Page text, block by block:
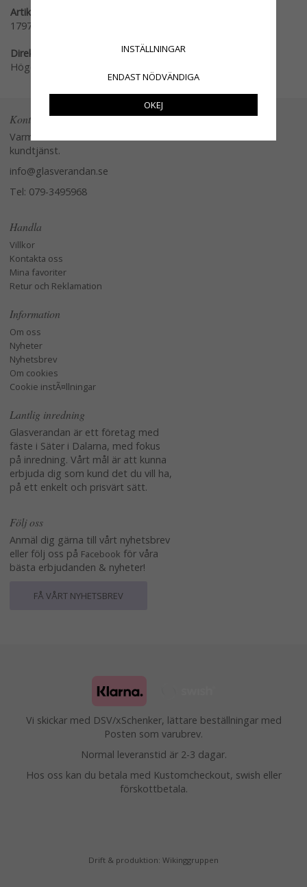
Artikelnummer:
1797
Direktlänk:
Högerklicka och kopiera adressen
Kontakta oss
Varmt välkommen att kontakta vår
kundtjänst.
info@glasverandan.se
Tel: 079-3495968
Handla
Villkor
Kontakta oss
Mina favoriter
Retur och Reklamation
Information
Om oss
Nyheter
Nyhetsbrev
Om cookies
Cookie instÃ¤llningar
Lantlig inredning
Glasverandan är ett företag med
fäste i Säter i Dalarna, med fokus
på inredning. Vårt mål är att kunna
erbjuda dig som kund det du vill ha,
på ett enkelt och prisvärt sätt.
Följ oss
Anmäl dig gärna till vårt nyhetsbrev
eller följ oss på Facebook för våra
bästa erbjudanden & nyheter!
FÅ VÅRT NYHETSBREV
Vi skickar med DSV/xSchenker, lättare beställningar med
Posten som varubrev.
Normal leveranstid är 2-3 dagar.
Hos oss kan du betala med Kustomcheckout, swish eller
förskottbetala.
Drift & produktion: Wikinggruppen
INSTÄLLNINGAR
ENDAST NÖDVÄNDIGA
OKEJ